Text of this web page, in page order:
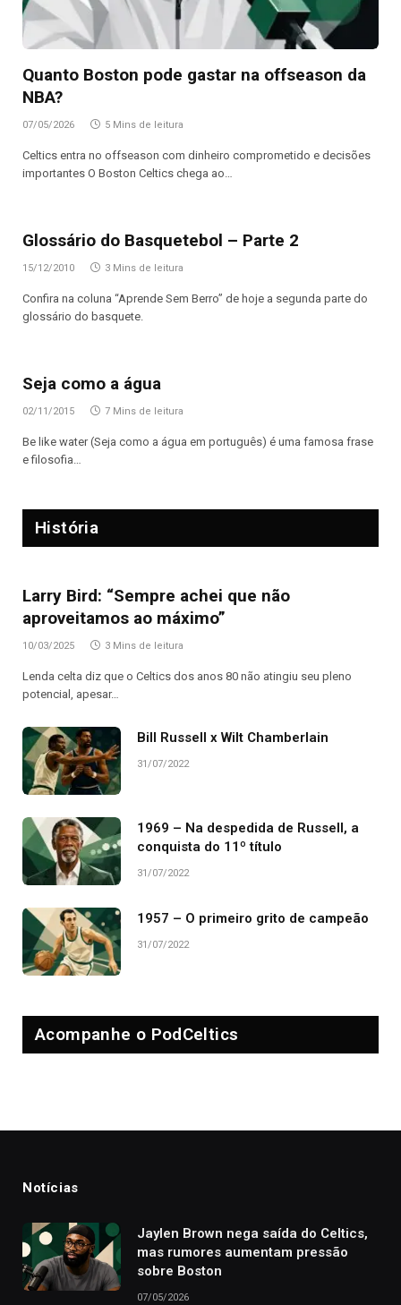
Quanto Boston pode gastar na offseason da
NBA?
07/05/2026 5 Mins de leitura
Celtics entra no offseason com dinheiro comprometido e decisões
importantes O Boston Celtics chega ao…
Glossário do Basquetebol – Parte 2
15/12/2010 3 Mins de leitura
Confira na coluna “Aprende Sem Berro” de hoje a segunda parte do
glossário do basquete.
Seja como a água
02/11/2015 7 Mins de leitura
Be like water (Seja como a água em português) é uma famosa frase
e filosofia…
História
Larry Bird: “Sempre achei que não
aproveitamos ao máximo”
10/03/2025 3 Mins de leitura
Lenda celta diz que o Celtics dos anos 80 não atingiu seu pleno
potencial, apesar…
Bill Russell x Wilt Chamberlain
31/07/2022
1969 – Na despedida de Russell, a
conquista do 11º título
31/07/2022
1957 – O primeiro grito de campeão
31/07/2022
Acompanhe o PodCeltics
Notícias
Jaylen Brown nega saída do Celtics,
mas rumores aumentam pressão
sobre Boston
07/05/2026